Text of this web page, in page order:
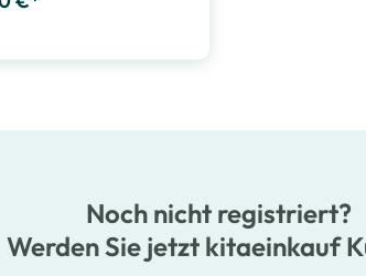
Noch nicht registriert?
Werden Sie jetzt kitaeinkauf